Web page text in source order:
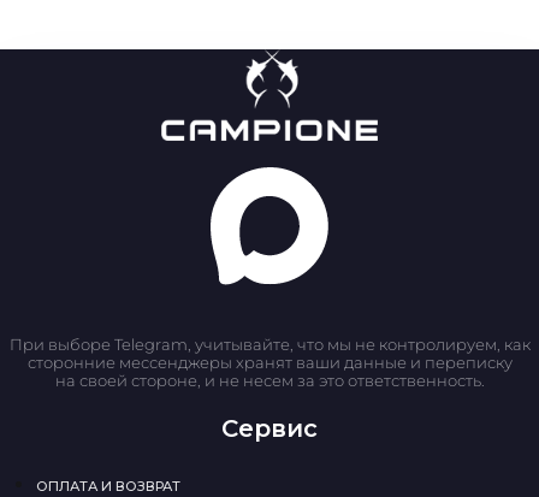
При выборе Telegram, учитывайте, что мы не контролируем, как
сторонние мессенджеры хранят ваши данные и переписку
на своей стороне, и не несем за это ответственность.
Сервис
ОПЛАТА И ВОЗВРАТ